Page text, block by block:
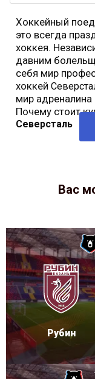
Хоккейный
это всегда
хоккея.
давним
себя мир
хоккей
мир адреналина
Почему стоит
Северсталь
Вас
Рубин